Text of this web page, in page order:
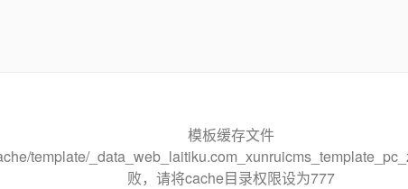
模板缓存文件
template/
败，请将cache目录权限设为777